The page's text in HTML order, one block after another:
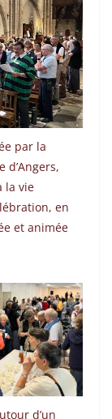
par la
la vie
en
et animée
d’un